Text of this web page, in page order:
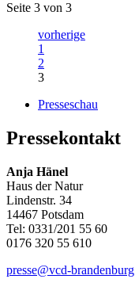
Seite 3 von 3
vorherige
1
2
3
Presseschau
Pressekontakt
Anja Hänel
Haus der Natur
Lindenstr. 34
14467 Potsdam
Tel: 0331/201 55 60
0176 320 55 610
presse@vcd-